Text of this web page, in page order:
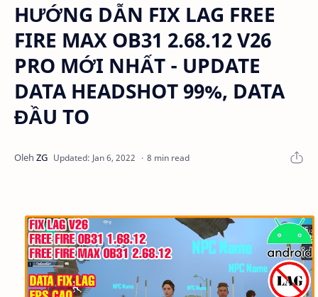
HƯỚNG DẪN FIX LAG FREE
FIRE MAX OB31 2.68.12 V26
PRO MỚI NHẤT - UPDATE
DATA HEADSHOT 99%, DATA
ĐẦU TO
8 min read